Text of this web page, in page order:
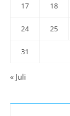
17 18
24 25
31
« Juli